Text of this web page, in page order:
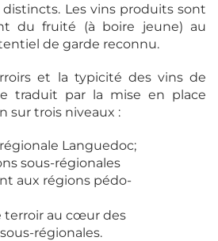
Les vins produits sont
du fruité (à boire jeune) au
de garde reconnu.
et la typicité des vins de
traduit par la mise en place
sur trois niveaux :
Languedoc;
sous-régionales
aux régions pédo-
terroir au cœur des
régionales.